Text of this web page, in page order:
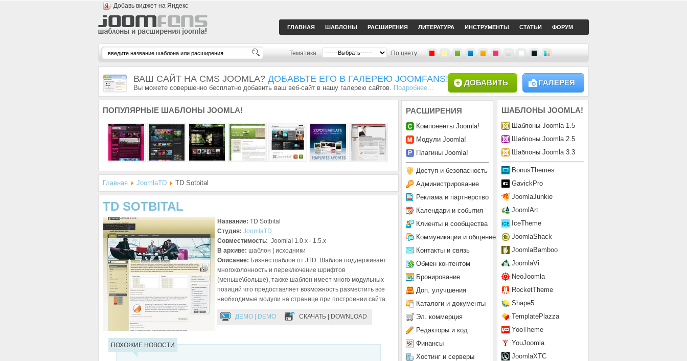
Добавь виджет на Яндекс
ГЛАВНАЯ ШАБЛОНЫ РАСШИРЕНИЯ ЛИТЕРАТУРА ИНСТРУМЕНТЫ СТАТЬИ ФОРУМ
Тематика: По цвету:
ВАШ САЙТ НА CMS JOOMLA? ДОБАВЬТЕ ЕГО В ГАЛЕРЕЮ JOOMFANS!
Вы можете совершенно бесплатно добавить ваш веб-сайт в нашу галерею сайтов. Подробнее...
ГАЛЕРЕЯ
ДОБАВИТЬ
ПОПУЛЯРНЫЕ ШАБЛОНЫ JOOMLA!
Главная JoomlaTD TD Sotbital
TD SOTBITAL
Название: TD Sotbital
Студия: JoomlaTD
Совместимость: Joomla! 1.0.x - 1.5.x
В архиве: шаблон | исходники
Описание: Бизнес шаблон от JTD. Шаблон поддерживает
многоколонность и переключение шрифтов
(меньше\больше), также шаблон имеет много модульных
позиций что предоставляет возможность разместить все
необходимые модули на странице при построении сайта.
ДЕМО | DEMO СКАЧАТЬ | DOWNLOAD
ПОХОЖИЕ НОВОСТИ
ШАБЛОНЫ JOOMLA!
Шаблоны Joomla 1.5
Шаблоны Joomla 2.5
Шаблоны Joomla 3.3
BonusThemes
GavickPro
JoomlaJunkie
JoomlArt
IceTheme
JoomlaShack
JoomlaBamboo
JoomlaVi
NeoJoomla
RocketTheme
Shape5
TemplatePlazza
YooTheme
YouJoomla
JoomlaXTC
РАСШИРЕНИЯ
Компоненты Joomla!
Модули Joomla!
Плагины Joomla!
Доступ и безопасность
Администрирование
Реклама и партнерство
Календари и события
Клиенты и сообщества
Коммуникации и общение
Контакты и связь
Обмен контентом
Бронирование
Доп. улучшения
Каталоги и документы
Эл. коммерция
Редакторы и код
Финансы
Хостинг и серверы